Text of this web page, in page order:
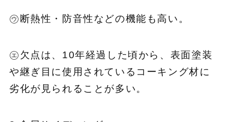
㋒断熱性・防音性などの機能も高い。
㋓欠点は、10年経過した頃から、表面塗装
や継ぎ目に使用されているコーキング材に
劣化が見られることが多い。